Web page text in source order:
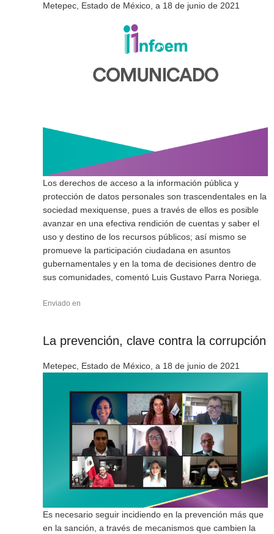
Metepec, Estado de México, a 18 de junio de 2021
Los derechos de acceso a la información pública y
protección de datos personales son trascendentales en la
sociedad mexiquense, pues a través de ellos es posible
avanzar en una efectiva rendición de cuentas y saber el
uso y destino de los recursos públicos; así mismo se
promueve la participación ciudadana en asuntos
gubernamentales y en la toma de decisiones dentro de
sus comunidades, comentó Luis Gustavo Parra Noriega.
Enviado en
La prevención, clave contra la corrupción
Metepec, Estado de México, a 18 de junio de 2021
Es necesario seguir incidiendo en la prevención más que
en la sanción, a través de mecanismos que cambien la